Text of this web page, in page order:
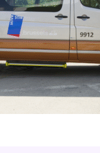
Conseil bruxellois